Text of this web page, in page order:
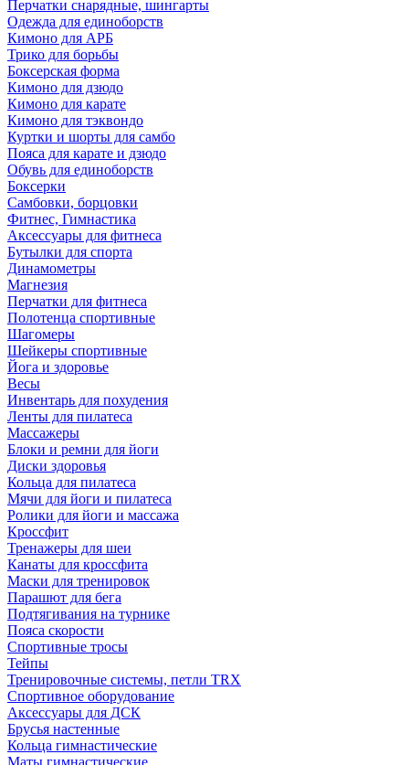
Перчатки снарядные, шингарты
Одежда для единоборств
Кимоно для АРБ
Трико для борьбы
Боксерская форма
Кимоно для дзюдо
Кимоно для карате
Кимоно для тэквондо
Куртки и шорты для самбо
Пояса для карате и дзюдо
Обувь для единоборств
Боксерки
Самбовки, борцовки
Фитнес, Гимнастика
Аксессуары для фитнеса
Бутылки для спорта
Динамометры
Магнезия
Перчатки для фитнеса
Полотенца спортивные
Шагомеры
Шейкеры спортивные
Йога и здоровье
Весы
Инвентарь для похудения
Ленты для пилатеса
Массажеры
Блоки и ремни для йоги
Диски здоровья
Кольца для пилатеса
Мячи для йоги и пилатеса
Ролики для йоги и массажа
Кроссфит
Тренажеры для шеи
Канаты для кроссфита
Маски для тренировок
Парашют для бега
Подтягивания на турнике
Пояса скорости
Спортивные тросы
Тейпы
Тренировочные системы, петли TRX
Спортивное оборудование
Аксессуары для ДСК
Брусья настенные
Кольца гимнастические
Маты гимнастические